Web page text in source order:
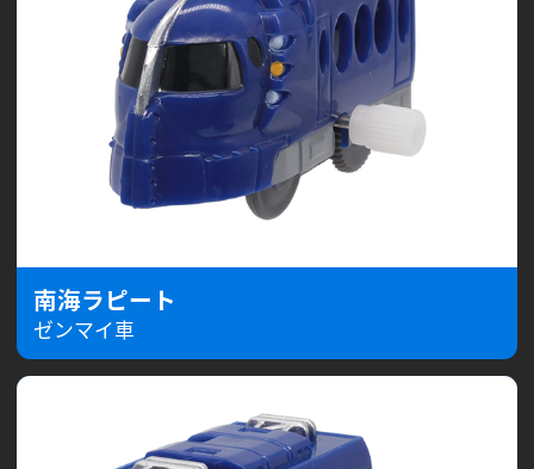
南海ラピート
ゼンマイ車